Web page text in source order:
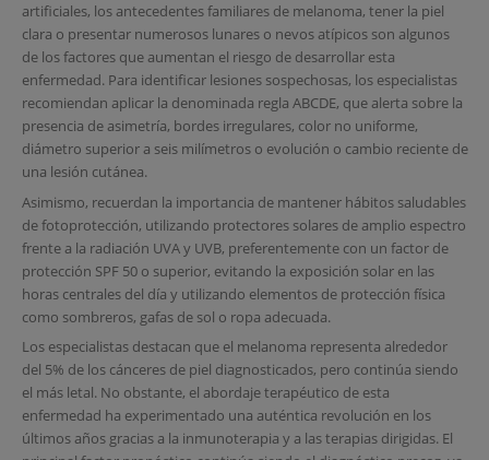
artificiales, los antecedentes familiares de melanoma, tener la piel
clara o presentar numerosos lunares o nevos atípicos son algunos
de los factores que aumentan el riesgo de desarrollar esta
enfermedad. Para identificar lesiones sospechosas, los especialistas
recomiendan aplicar la denominada regla ABCDE, que alerta sobre la
presencia de asimetría, bordes irregulares, color no uniforme,
diámetro superior a seis milímetros o evolución o cambio reciente de
una lesión cutánea.
Asimismo, recuerdan la importancia de mantener hábitos saludables
de fotoprotección, utilizando protectores solares de amplio espectro
frente a la radiación UVA y UVB, preferentemente con un factor de
protección SPF 50 o superior, evitando la exposición solar en las
horas centrales del día y utilizando elementos de protección física
como sombreros, gafas de sol o ropa adecuada.
Los especialistas destacan que el melanoma representa alrededor
del 5% de los cánceres de piel diagnosticados, pero continúa siendo
el más letal. No obstante, el abordaje terapéutico de esta
enfermedad ha experimentado una auténtica revolución en los
últimos años gracias a la inmunoterapia y a las terapias dirigidas. El